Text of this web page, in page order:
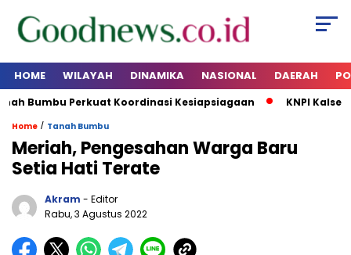
HOME WILAYAH DINAMIKA NASIONAL DAERAH
Bumbu Perkuat Koordinasi Kesiapsiagaan KNPI Kalsel
Home / Tanah Bumbu
Meriah, Pengesahan Warga Baru
Setia Hati Terate
Akram - Editor
Rabu, 3 Agustus 2022